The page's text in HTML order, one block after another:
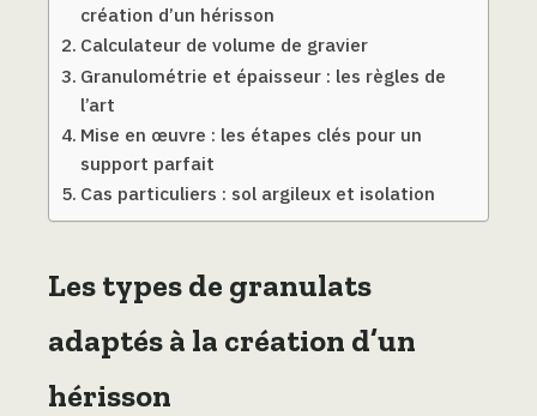
création d’un hérisson
Calculateur de volume de gravier
Granulométrie et épaisseur : les règles de
l’art
Mise en œuvre : les étapes clés pour un
support parfait
Cas particuliers : sol argileux et isolation
Les types de granulats
adaptés à la création d’un
hérisson